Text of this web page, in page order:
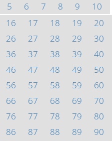
5 6 7 8 9
10
16 17 18 19
20
26 27 28 29
30
36 37 38 39
40
46 47 48 49
50
56 57 58 59
60
66 67 68 69
70
76 77 78 79
80
86 87 88 89
90